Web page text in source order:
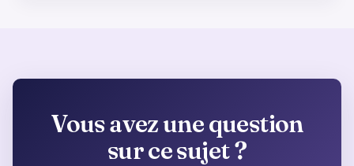
Vous avez une question
sur ce sujet ?